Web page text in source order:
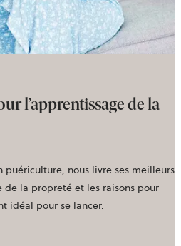
l’apprentissage de la
nous livre ses meilleurs
de la propreté et les raisons pour
idéal pour se lancer.